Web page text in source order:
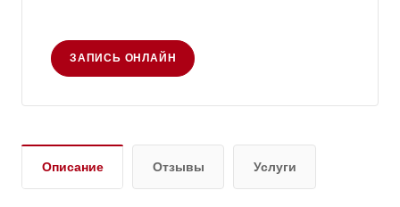
ЗАПИСЬ ОНЛАЙН
Описание Отзывы Услуги